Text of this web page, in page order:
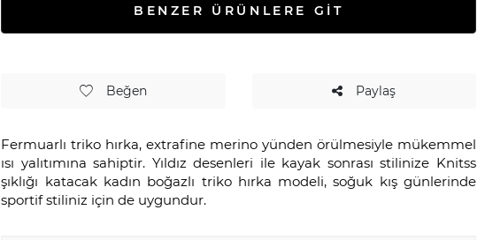
BENZER ÜRÜNLERE GİT
Beğen Paylaş
Fermuarlı triko hırka, extrafine merino yünden örülmesiyle mükemmel
ısı yalıtımına sahiptir. Yıldız desenleri ile kayak sonrası stilinize Knitss
şıklığı katacak kadın boğazlı triko hırka modeli, soğuk kış günlerinde
sportif stiliniz için de uygundur.